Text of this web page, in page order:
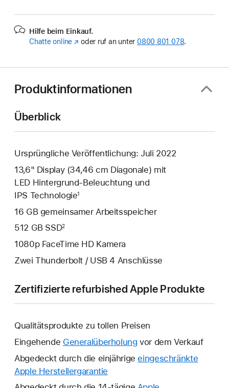
Hilfe beim Einkauf.
Chatte online (Öffnet
oder ruf an unter 0800 801 078.
Produktinformationen
Überblick
Ursprüngliche Veröffentlichung: Juli 2022
13,6" Display (34,46 cm Diagonale) mit
LED Hintergrund-Beleuchtung und
IPS Technologie1
16 GB gemeinsamer Arbeitsspeicher
512 GB SSD2
1080p FaceTime HD Kamera
Zwei Thunderbolt / USB 4 Anschlüsse
Zertifizierte refurbished Apple Produkte
Qualitätsprodukte zu tollen Preisen
Eingehende Generalüberholung vor dem Verkauf
Abgedeckt durch die einjährige eingeschränkte
Apple Herstellergarantie
neues